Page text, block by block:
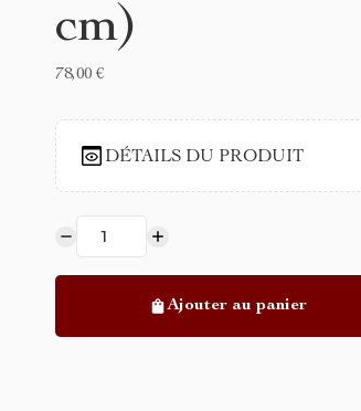
cm)
78,00 €
DÉTAILS DU PRODUIT
Ajouter au panier